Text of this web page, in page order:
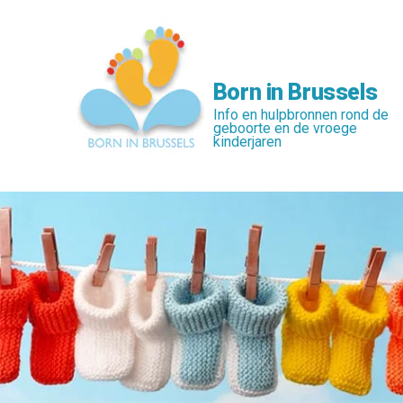
Born in Brussels
Info en hulpbronnen rond de
geboorte en de vroege
kinderjaren